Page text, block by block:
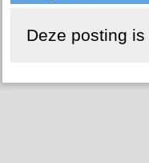
Deze posting is